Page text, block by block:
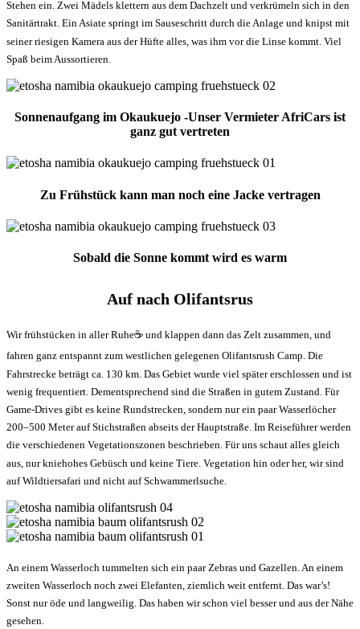
Stehen ein. Zwei Mädels klettern aus dem Dachzelt und verkrümeln sich in den
Sanitärtrakt. Ein Asiate springt im Sauseschritt durch die Anlage und knipst mit
seiner riesigen Kamera aus der Hüfte alles, was ihm vor die Linse kommt. Viel
Spaß beim Aussortieren.
Sonnenaufgang im Okaukuejo -Unser Vermieter AfriCars ist
ganz gut vertreten
Zu Frühstück kann man noch eine Jacke vertragen
Sobald die Sonne kommt wird es warm
Auf nach Olifantsrus
Wir frühstücken in aller Ruhe☕️ und klappen dann das Zelt zusammen, und
fahren ganz entspannt zum westlichen gelegenen Olifantsrush Camp. Die
Fahrstrecke beträgt ca. 130 km. Das Gebiet wurde viel später erschlossen und ist
wenig frequentiert. Dementsprechend sind die Straßen in gutem Zustand. Für
Game-Drives gibt es keine Rundstrecken, sondern nur ein paar Wasserlöcher
200–500 Meter auf Stichstraßen abseits der Hauptstraße. Im Reiseführer werden
die verschiedenen Vegetationszonen beschrieben. Für uns schaut alles gleich
aus, nur kniehohes Gebüsch und keine Tiere. Vegetation hin oder her, wir sind
auf Wildtiersafari und nicht auf Schwammerlsuche.
An einem Wasserloch tummelten sich ein paar Zebras und Gazellen. An einem
zweiten Wasserloch noch zwei Elefanten, ziemlich weit entfernt. Das war’s!
Sonst nur öde und langweilig. Das haben wir schon viel besser und aus der Nähe
gesehen.